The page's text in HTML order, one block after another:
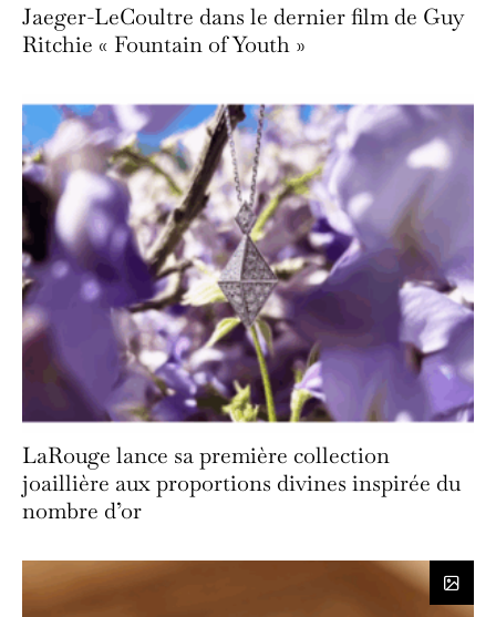
Jaeger-LeCoultre dans le dernier film de Guy
Ritchie « Fountain of Youth »
LaRouge lance sa première collection
joaillière aux proportions divines inspirée du
nombre d’or